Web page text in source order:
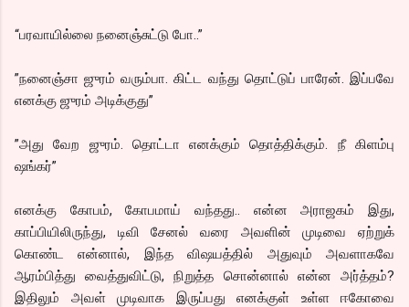
“பரவாயில்லை நனைஞ்சுட்டு போ..”
”நனைஞ்சா ஜுரம் வரும்பா. கிட்ட வந்து தொட்டுப் பாரேன். இப்பவே
எனக்கு ஜுரம் அடிக்குது”
”அது வேற ஜுரம். தொட்டா எனக்கும் தொத்திக்கும். நீ கிளம்பு
ஷங்கர்”
எனக்கு கோபம், கோபமாய் வந்தது.. என்ன அராஜகம் இது,
காப்பியிலிருந்து, டிவி சேனல் வரை அவளின் முடிவை ஏற்றுக்
கொண்ட என்னால், இந்த விஷயத்தில் அதுவும் அவளாகவே
ஆரம்பித்து வைத்துவிட்டு, நிறுத்த சொன்னால் என்ன அர்த்தம்?
இதிலும் அவள் முடிவாக இருப்பது எனக்குள் உள்ள ஈகோவை